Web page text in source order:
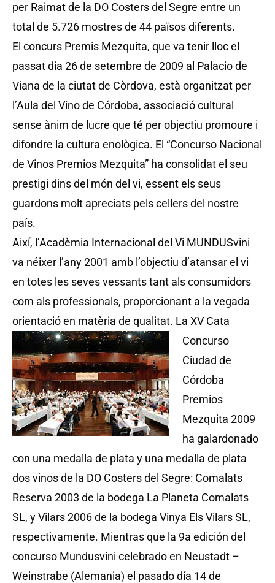
per Raimat de la DO Costers del Segre entre un
total de 5.726 mostres de 44 països diferents.
El concurs Premis Mezquita, que va tenir lloc el
passat dia 26 de setembre de 2009 al Palacio de
Viana de la ciutat de Còrdova, està organitzat per
l’Aula del Vino de Córdoba, associació cultural
sense ànim de lucre que té per objectiu promoure i
difondre la cultura enològica. El “Concurso Nacional
de Vinos Premios Mezquita” ha consolidat el seu
prestigi dins del món del vi, essent els seus
guardons molt apreciats pels cellers del nostre
país.
Així, l’Acadèmia Internacional del Vi MUNDUSvini
va néixer l’any 2001 amb l’objectiu d’atansar el vi
en totes les seves vessants tant als consumidors
com als professionals, proporcionant a la vegada
orientació en matèria de qualitat. La XV Cata
Concurso
Ciudad de
Córdoba
Premios
Mezquita 2009
ha galardonado
con una medalla de plata y una medalla de plata
dos vinos de la DO Costers del Segre: Comalats
Reserva 2003 de la bodega La Planeta Comalats
SL, y Vilars 2006 de la bodega Vinya Els Vilars SL,
respectivamente. Mientras que la 9a edición del
concurso Mundusvini celebrado en Neustadt –
Weinstrabe (Alemania) el pasado día 14 de